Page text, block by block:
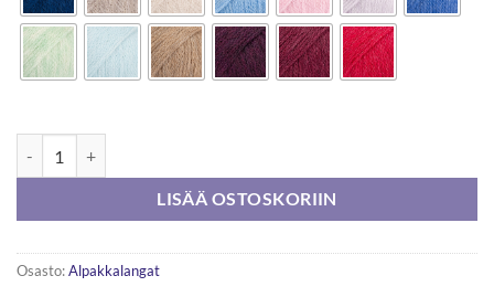
LISÄÄ OSTOSKORIIN
Osasto:Alpakkalangat